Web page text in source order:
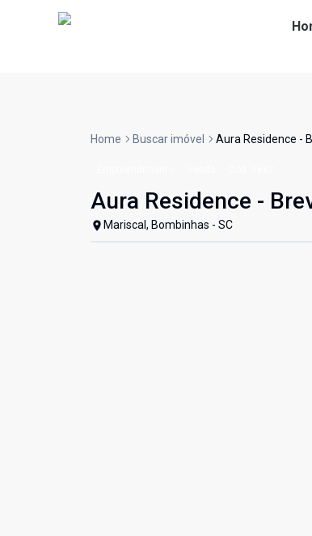
Home Buscar imóvel Aura Residence -
Aura Residence -
Mariscal, Bombinhas - SC